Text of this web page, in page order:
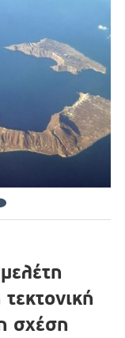
σχέση